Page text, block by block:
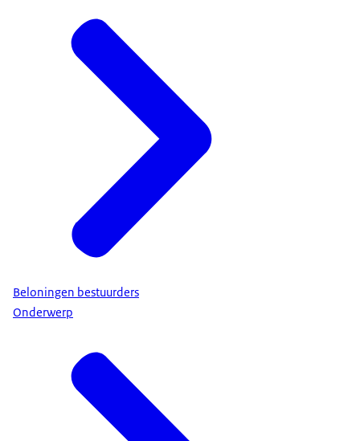
Beloningen bestuurders
Onderwerp